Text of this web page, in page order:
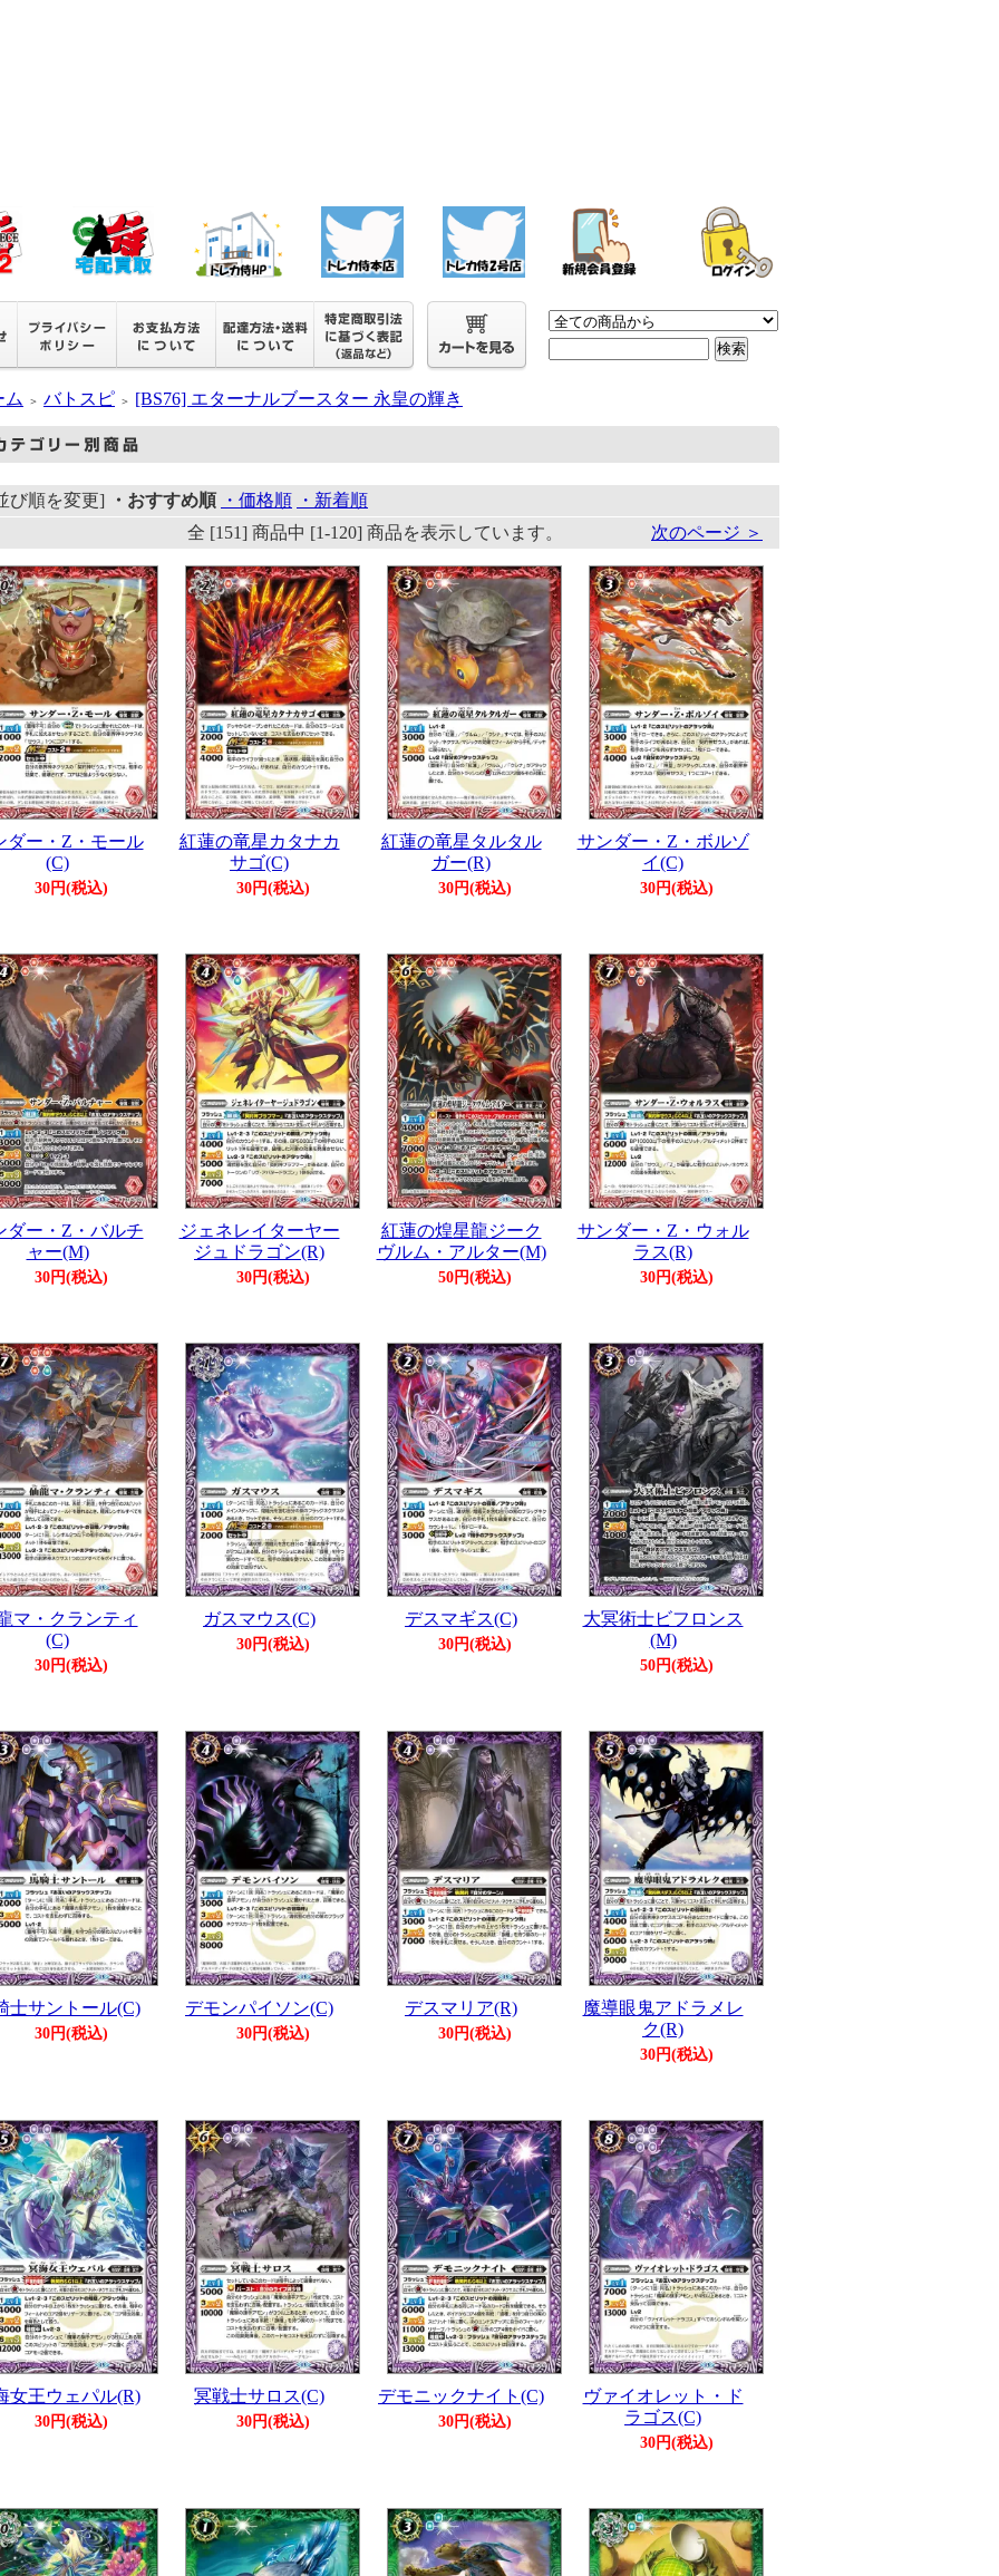
ム ＞ バトスピ ＞ [BS76] エターナルブースター 永皇の輝き
び順を変更] ・おすすめ順 ・価格順
・新着順
全 [151] 商品中 [1-120] 商品を表示しています。
次のページ ＞
ダー・Z・モール
(C)
30円(税込)
紅蓮の竜星カタナカ
サゴ(C)
30円(税込)
紅蓮の竜星タルタル
ガー(R)
30円(税込)
サンダー・Z・ボルゾ
イ(C)
30円(税込)
ダー・Z・バルチ
ャー(M)
30円(税込)
ジェネレイターヤー
ジュドラゴン(R)
30円(税込)
紅蓮の煌星龍ジーク
ヴルム・アルター(M)
50円(税込)
サンダー・Z・ウォル
ラス(R)
30円(税込)
マ・クランティ
(C)
30円(税込)
ガスマウス(C)
30円(税込)
デスマギス(C)
30円(税込)
大冥術士ビフロンス
(M)
50円(税込)
士サントール(C)
30円(税込)
デモンパイソン(C)
30円(税込)
デスマリア(R)
30円(税込)
魔導眼鬼アドラメレ
ク(R)
30円(税込)
女王ウェパル(R)
30円(税込)
冥戦士サロス(C)
30円(税込)
デモニックナイト(C)
30円(税込)
ヴァイオレット・ド
ラゴス(C)
30円(税込)